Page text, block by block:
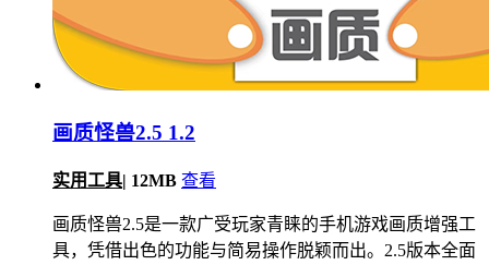
画质怪兽2.5 1.2
实用工具| 12MB 查看
画质怪兽2.5是一款广受玩家青睐的手机游戏画质增强工
具，凭借出色的功能与简易操作脱颖而出。2.5版本全面